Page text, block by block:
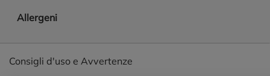
Allergeni
Consigli d'uso e Avvertenze